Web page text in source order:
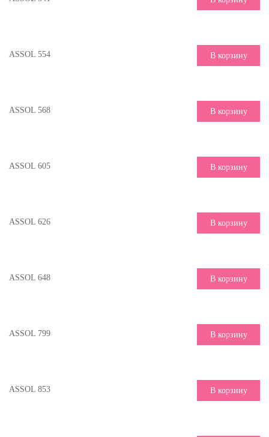
ASSOL 554 В корзину
ASSOL 568 В корзину
ASSOL 605 В корзину
ASSOL 626 В корзину
ASSOL 648 В корзину
ASSOL 799 В корзину
ASSOL 853 В корзину